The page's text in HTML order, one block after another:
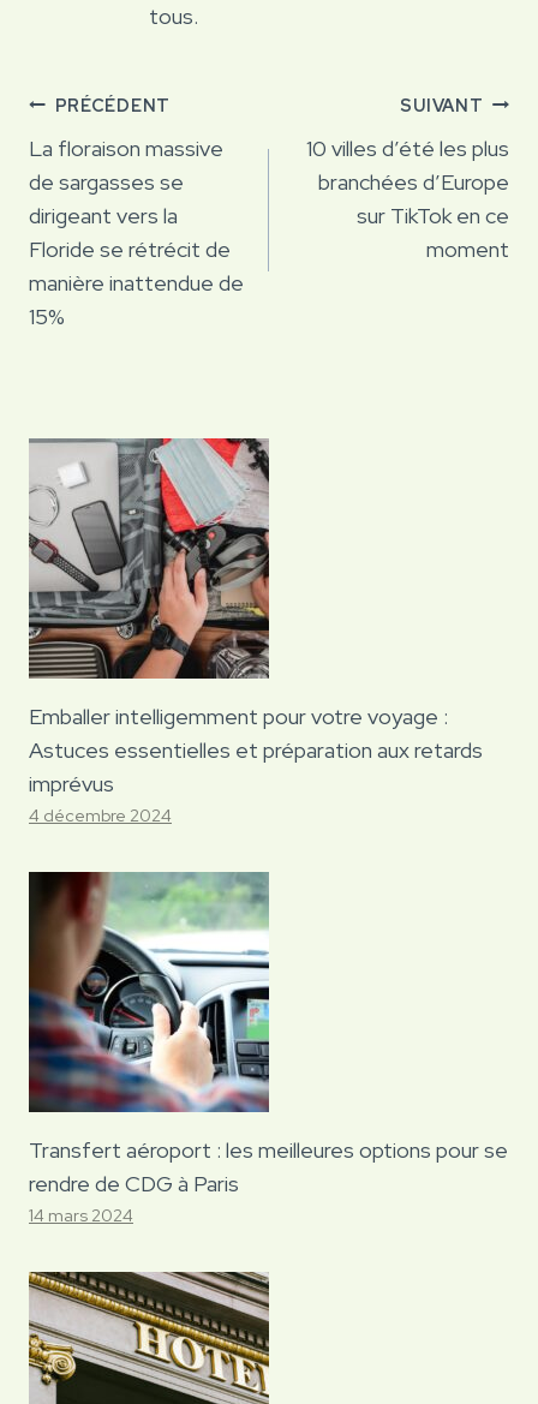
tous.
Navigation
de
l’article
PRÉCÉDENT
La floraison massive
de sargasses se
dirigeant vers la
Floride se rétrécit de
manière inattendue de
15%
SUIVANT
10 villes d’été les plus
branchées d’Europe
sur TikTok en ce
moment
Emballer intelligemment pour votre voyage :
Astuces essentielles et préparation aux retards
imprévus
4 décembre 2024
Transfert aéroport : les meilleures options pour se
rendre de CDG à Paris
14 mars 2024